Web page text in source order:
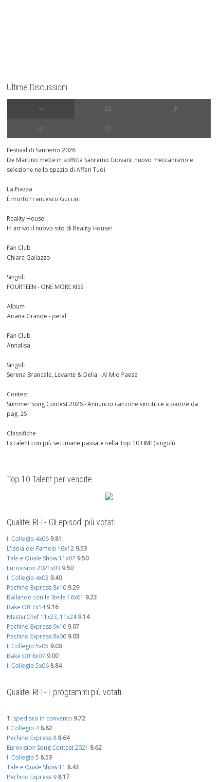
Ultime Discussioni
∞ 📺 🎵
🌿 🎲 ⭐️
Festival di Sanremo 2026
De Martino mette in soffitta Sanremo Giovani, nuovo meccanismo e
selezione nello spazio di Affari Tuoi
La Piazza
È morto Francesco Guccini
Reality House
In arrivo il nuovo sito di Reality House!
Fan Club
Chiara Galiazzo
Singoli
FOURTEEN - ONE MORE KISS
Album
Ariana Grande - petal
Fan Club
Annalisa
Singoli
Serena Brancale, Levante & Delia - Al Mio Paese
Contest
Summer Song Contest 2026 - Annuncio canzone vincitrice a partire da
pag. 25
Classifiche
Ex talent con più settimane passate nella Top 10 FIMI (singoli)
Top 10 Talent per vendite
Qualitel RH - Gli episodi più votati
Il Collegio 4x06 9.81
L'Isola dei Famosi 16x12 9.53
Tale e Quale Show 11x07 9.50
Eurovision 2021x03 9.50
Il Collegio 4x03 9.40
Pechino Express 8x10 9.29
Ballando con le Stelle 16x01 9.23
Bake Off 7x14 9.16
MasterChef 11x23, 11x24 9.14
Pechino Express 9x10 9.07
Pechino Express 8x06 9.03
Il Collegio 5x05 9.00
Bake Off 8x07 9.00
Il Collegio 5x06 8.84
Qualitel RH - I programmi più votati
Ti spedisco in convento 9.72
Il Collegio 4 8.82
Pechino Express 8 8.64
Eurovision Song Contest 2021 8.62
Il Collegio 5 8.53
Tale e Quale Show 11 8.43
Pechino Express 9 8.17